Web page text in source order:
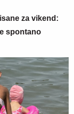
za vikend:
spontano